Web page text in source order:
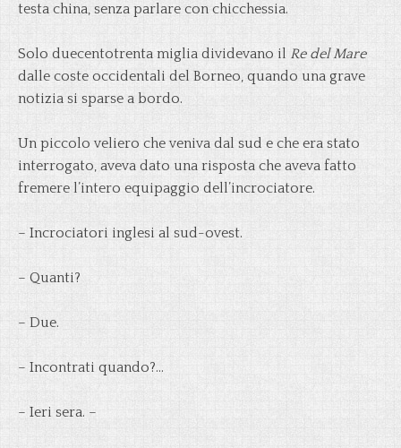
testa china, senza parlare con chicchessia.
Solo duecentotrenta miglia dividevano il Re del Mare
dalle coste occidentali del Borneo, quando una grave
notizia si sparse a bordo.
Un piccolo veliero che veniva dal sud e che era stato
interrogato, aveva dato una risposta che aveva fatto
fremere l’intero equipaggio dell’incrociatore.
– Incrociatori inglesi al sud-ovest.
– Quanti?
– Due.
– Incontrati quando?…
– Ieri sera. –